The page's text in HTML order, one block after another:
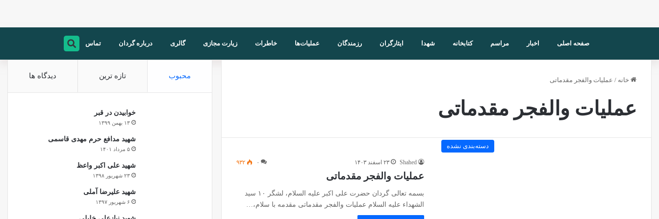
صفحه اصلی اخبار مراسم کتابخانه شهدا ایثارگران رزمندگان عملیات‌ها خاطرات زیارت مجازی گالری درباره گردان تماس
خانه / عملیات والفجر مقدماتی
عملیات والفجر مقدماتی
دسته‌بندی نشده
Shahed ۲۳ اسفند ۱۴۰۳ ۰ ۹۳۲
عملیات والفجر مقدماتی
بسمه تعالی گردان حضرت علی اکبر علیه السلام، لشگر ۱۰ سید
الشهداء علیه السلام عملیات والفجر مقدماتی مقدمه با سلام،…
محبوب تازه ترین دیدگاه ها
خوابیدن در قبر
۱۳ بهمن ۱۳۹۹
شهید مدافع حرم مهدی قاسمی
۵ مرداد ۱۴۰۱
شهید علی اکبر واعظ
۲۳ شهریور ۱۳۹۸
شهید علیرضا آملی
۶ شهریور ۱۳۹۷